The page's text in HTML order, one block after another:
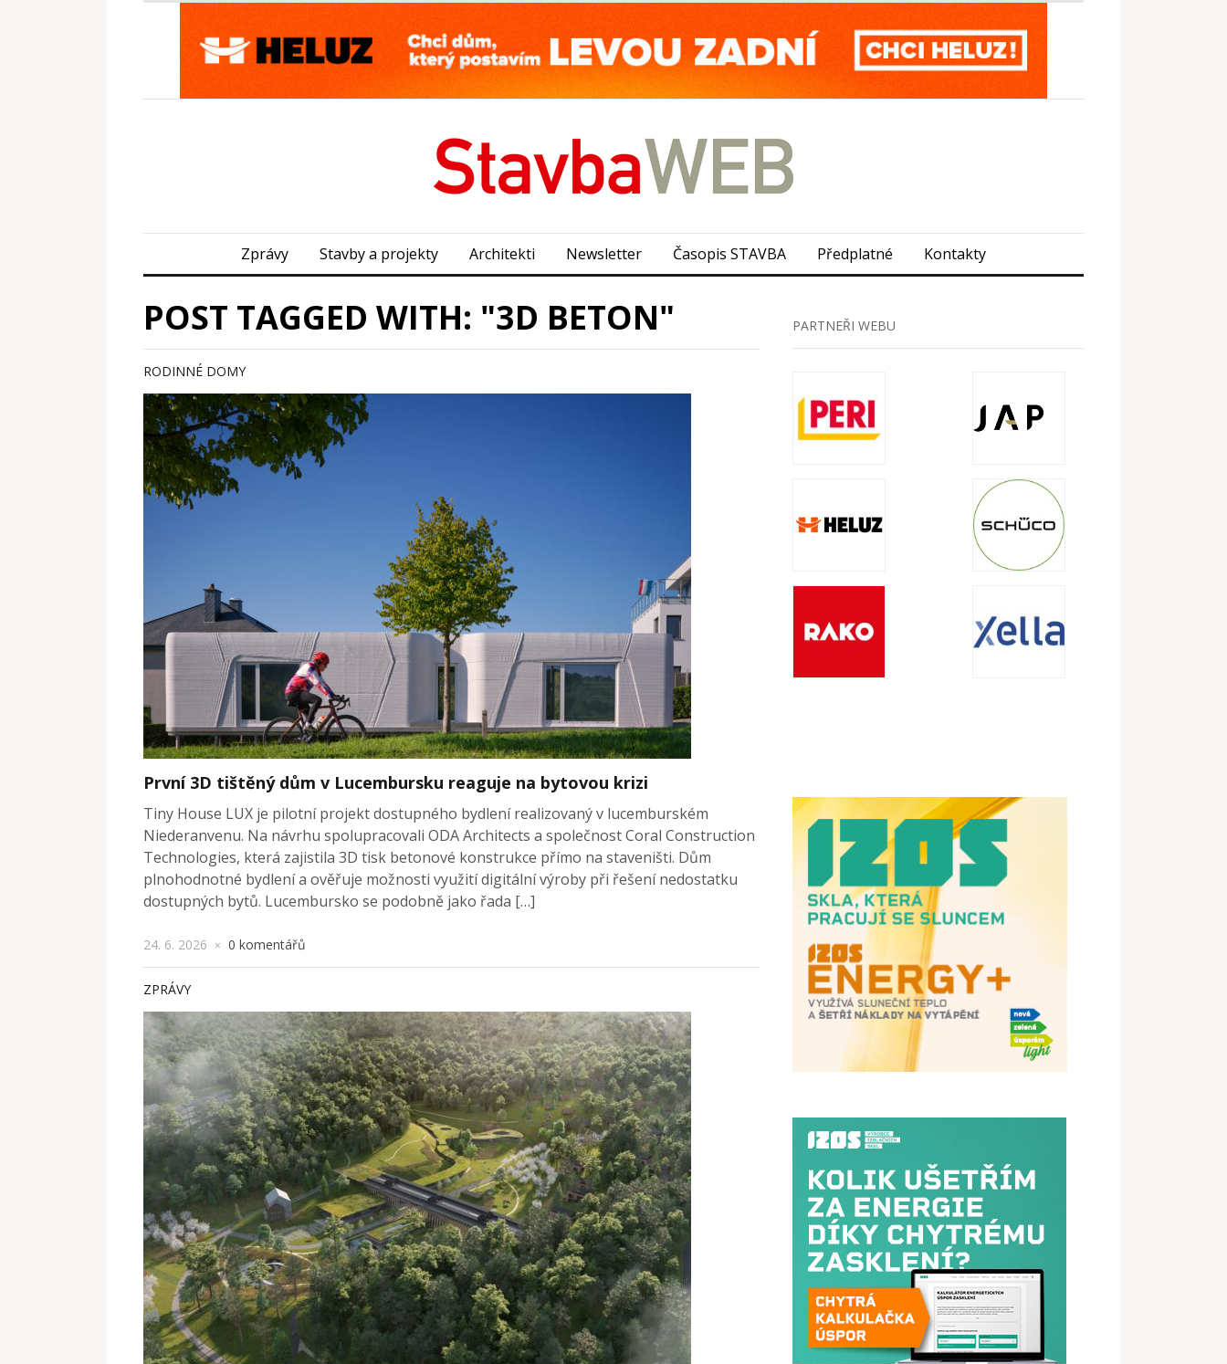
Zprávy Stavby a projekty Architekti Newsletter Časopis STAVBA Předplatné Kontakty
POST TAGGED WITH: "3D BETON"
RODINNÉ DOMY
První 3D tištěný dům v Lucembursku reaguje na bytovou krizi
Tiny House LUX je pilotní projekt dostupného bydlení realizovaný v lucemburském
Niederanvenu. Na návrhu spolupracovali ODA Architects a společnost Coral Construction
Technologies, která zajistila 3D tisk betonové konstrukce přímo na staveništi. Dům
plnohodnotné bydlení a ověřuje možnosti využití digitální výroby při řešení nedostatku
dostupných bytů. Lucembursko se podobně jako řada […]
24. 6. 2026 × 0 komentářů
ZPRÁVY
PARTNEŘI WEBU